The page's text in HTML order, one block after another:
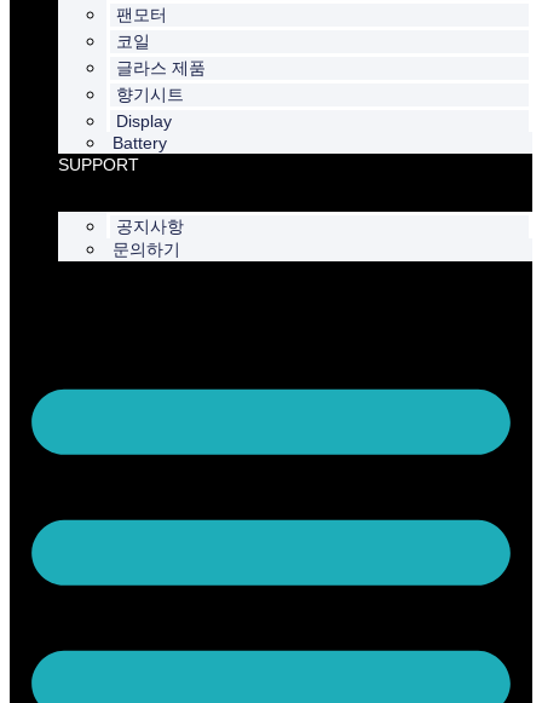
팬모터
코일
글라스 제품
향기시트
Display
Battery
SUPPORT
공지사항
문의하기